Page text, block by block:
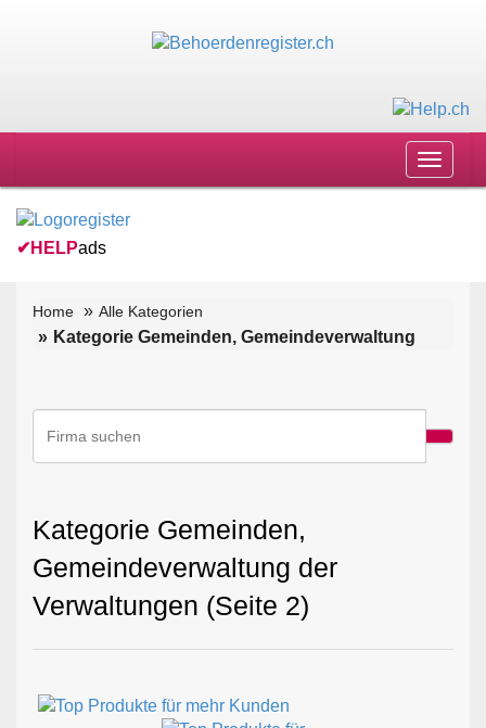
Toggle
✔ HELPads
Home Alle Kategorien
Kategorie Gemeinden, Gemeindeverwaltung
Kategorie Gemeinden,
Gemeindeverwaltung der
Verwaltungen (Seite 2)